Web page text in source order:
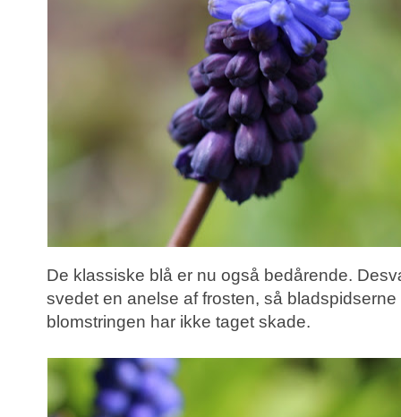
De klassiske blå er nu også bedårende.
svedet en anelse af frosten, så
blomstringen har ikke taget skade.